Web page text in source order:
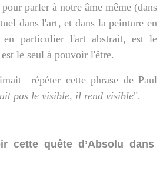
parler à notre âme même (dans
dans l'art, et dans la peinture en
particulier l'art abstrait, est le
le seul à pouvoir l'être.
répéter cette phrase de Paul
pas le visible, il rend visible".
cette quête d’Absolu dans